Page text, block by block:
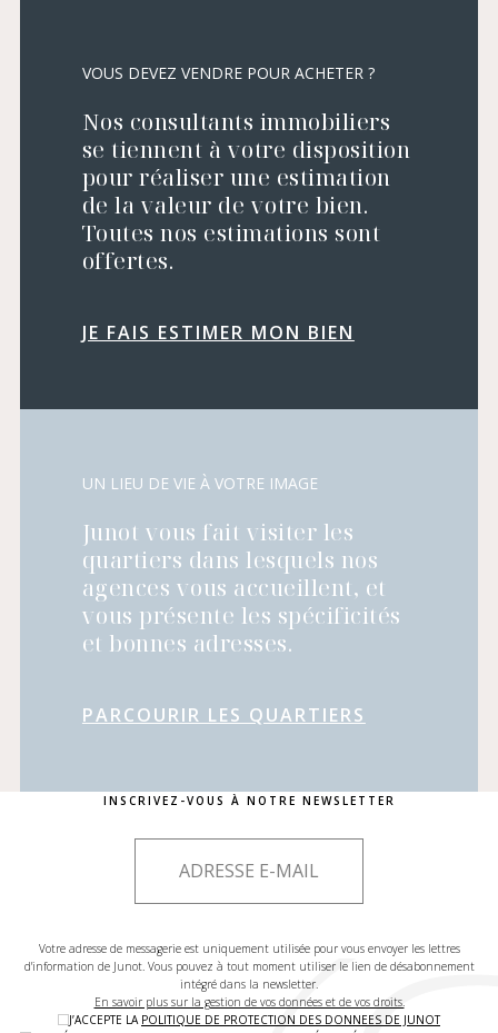
VOUS DEVEZ VENDRE POUR ACHETER ?
Nos consultants immobiliers
se tiennent à votre disposition
pour réaliser une estimation
de la valeur de votre bien.
Toutes nos estimations sont
offertes.
JE FAIS ESTIMER MON BIEN
UN LIEU DE VIE À VOTRE IMAGE
Junot vous fait visiter les
quartiers dans lesquels nos
agences vous accueillent, et
vous présente les spécificités
et bonnes adresses.
PARCOURIR LES QUARTIERS
INSCRIVEZ-VOUS À NOTRE NEWSLETTER
Votre adresse de messagerie est uniquement utilisée pour vous envoyer les lettres
d'information de Junot. Vous pouvez à tout moment utiliser le lien de désabonnement
intégré dans la newsletter.
En savoir plus sur la gestion de vos données et de vos droits.
J’ACCEPTE LA POLITIQUE DE PROTECTION DES DONNEES DE JUNOT